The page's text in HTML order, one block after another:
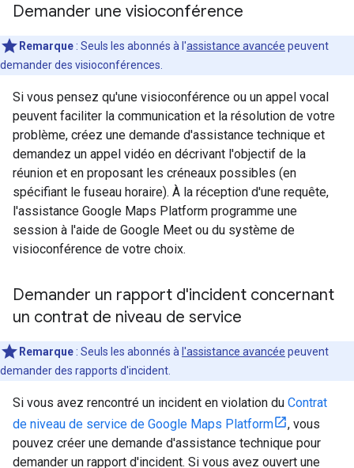
Demander une visioconférence
Remarque : Seuls les abonnés à l'assistance avancée peuvent
demander des visioconférences.
Si vous pensez qu'une visioconférence ou un appel vocal
peuvent faciliter la communication et la résolution de votre
problème, créez une demande d'assistance technique et
demandez un appel vidéo en décrivant l'objectif de la
réunion et en proposant les créneaux possibles (en
spécifiant le fuseau horaire). À la réception d'une requête,
l'assistance Google Maps Platform programme une
session à l'aide de Google Meet ou du système de
visioconférence de votre choix.
Demander un rapport d'incident concernant
un contrat de niveau de service
Remarque : Seuls les abonnés à l'assistance avancée peuvent
demander des rapports d'incident.
Si vous avez rencontré un incident en violation du Contrat
de niveau de service de Google Maps Platform
, vous
pouvez créer une demande d'assistance technique pour
demander un rapport d'incident. Si vous avez ouvert une